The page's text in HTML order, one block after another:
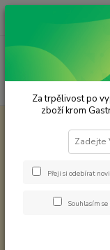
Majoránka
TOP produkt
Za trpělivost po
zboží krom
Přeji si odebírat
Souhlasím se